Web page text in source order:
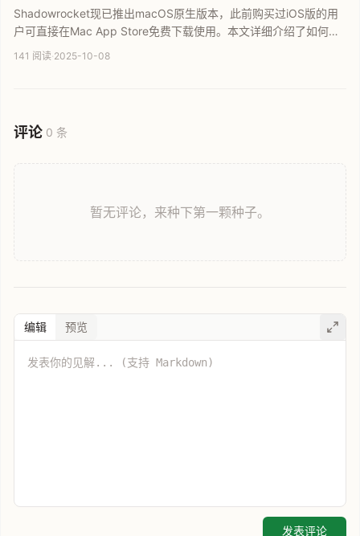
Shadowrocket现已推出macOS原生版本，此前购买过iOS版的用
户可直接在Mac App Store免费下载使用。本文详细介绍了如何通
过活动监视器区分原生Mac版与iOS兼容版进程，并探讨了在Mac
141 阅读·2025-10-08
评论 0 条
暂无评论，来种下第一颗种子。
编辑 预览
发表评论